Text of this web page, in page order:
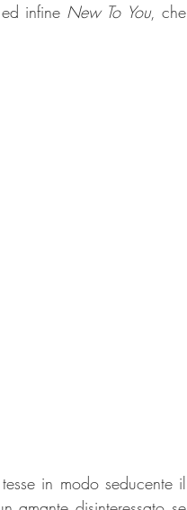
infine New To You, che
in modo seducente il